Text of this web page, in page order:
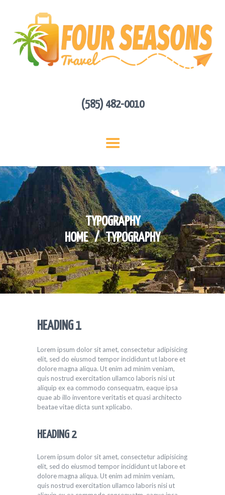
(585) 482-0010
TYPOGRAPHY
HOME TYPOGRAPHY
HOME
ABOUT US
HOT DEALS
GET A QUOTE
HEADING 1
Lorem ipsum dolor sit amet, consectetur adipisicing
elit, sed do eiusmod tempor incididunt ut labore et
dolore magna aliqua. Ut enim ad minim veniam,
quis nostrud exercitation ullamco laboris nisi ut
aliquip ex ea commodo consequatm, eaque ipsa
quae ab illo inventore veritatis et quasi architecto
beatae vitae dicta sunt xplicabo.
HEADING 2
Lorem ipsum dolor sit amet, consectetur adipisicing
elit, sed do eiusmod tempor incididunt ut labore et
dolore magna aliqua. Ut enim ad minim veniam,
quis nostrud exercitation ullamco laboris nisi ut